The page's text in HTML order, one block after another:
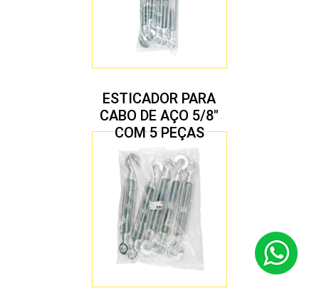
ESTICADOR PARA
CABO DE AÇO 5/8″
COM 5 PEÇAS